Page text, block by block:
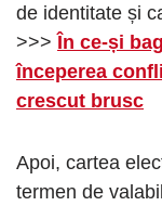
de identitate și
>>>În ce-și
începerea
crescut brusc
Apoi, cartea
termen de